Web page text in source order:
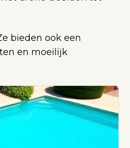
bieden ook een
en moeilijk